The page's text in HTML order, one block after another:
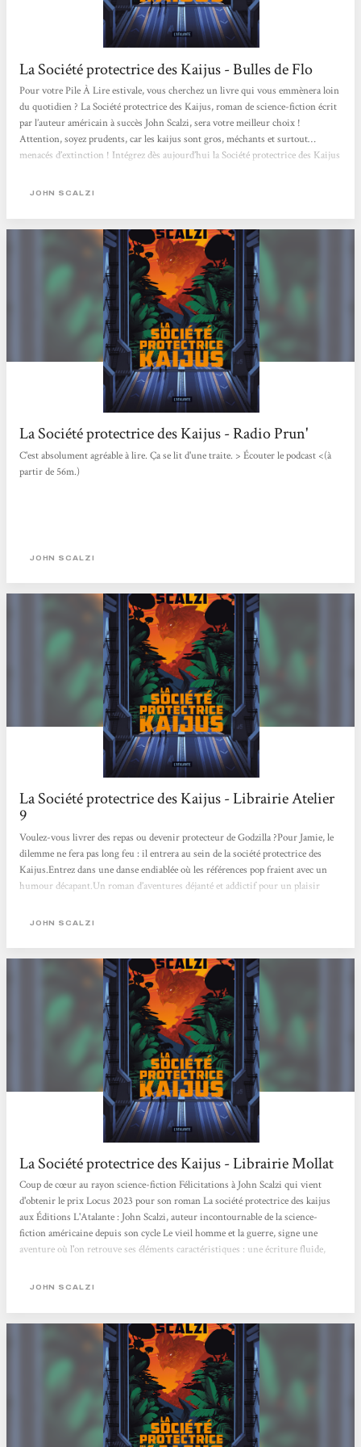
La Société protectrice des Kaijus - Bulles de Flo
Pour votre Pile À Lire estivale, vous cherchez un livre qui vous emmènera loin
du quotidien ? La Société protectrice des Kaijus, roman de science-fiction écrit
par l’auteur américain à succès John Scalzi, sera votre meilleur choix !
Attention, soyez prudents, car les kaijus sont gros, méchants et surtout…
menacés d’extinction ! Intégrez dès aujourd’hui la Société protectrice des Kaijus
« science-fiction », à tort certainement, c’est avec curiosité...
JOHN SCALZI
La Société protectrice des Kaijus - Radio Prun'
C'est absolument agréable à lire. Ça se lit d'une traite. > Écouter le podcast <(à
partir de 56m.)
JOHN SCALZI
La Société protectrice des Kaijus - Librairie Atelier
9
Voulez-vous livrer des repas ou devenir protecteur de Godzilla ?Pour Jamie, le
dilemme ne fera pas long feu : il entrera au sein de la société protectrice des
Kaijus.Entrez dans une danse endiablée où les références pop fraient avec un
humour décapant.Un roman d’aventures déjanté et addictif pour un plaisir
JOHN SCALZI
La Société protectrice des Kaijus - Librairie Mollat
Coup de cœur au rayon science-fiction Félicitations à John Scalzi qui vient
d'obtenir le prix Locus 2023 pour son roman La société protectrice des kaijus
aux Éditions L'Atalante : John Scalzi, auteur incontournable de la science-
fiction américaine depuis son cycle Le vieil homme et la guerre, signe une
aventure où l'on retrouve ses éléments caractéristiques : une écriture fluide,
laisser indifférent !
JOHN SCALZI